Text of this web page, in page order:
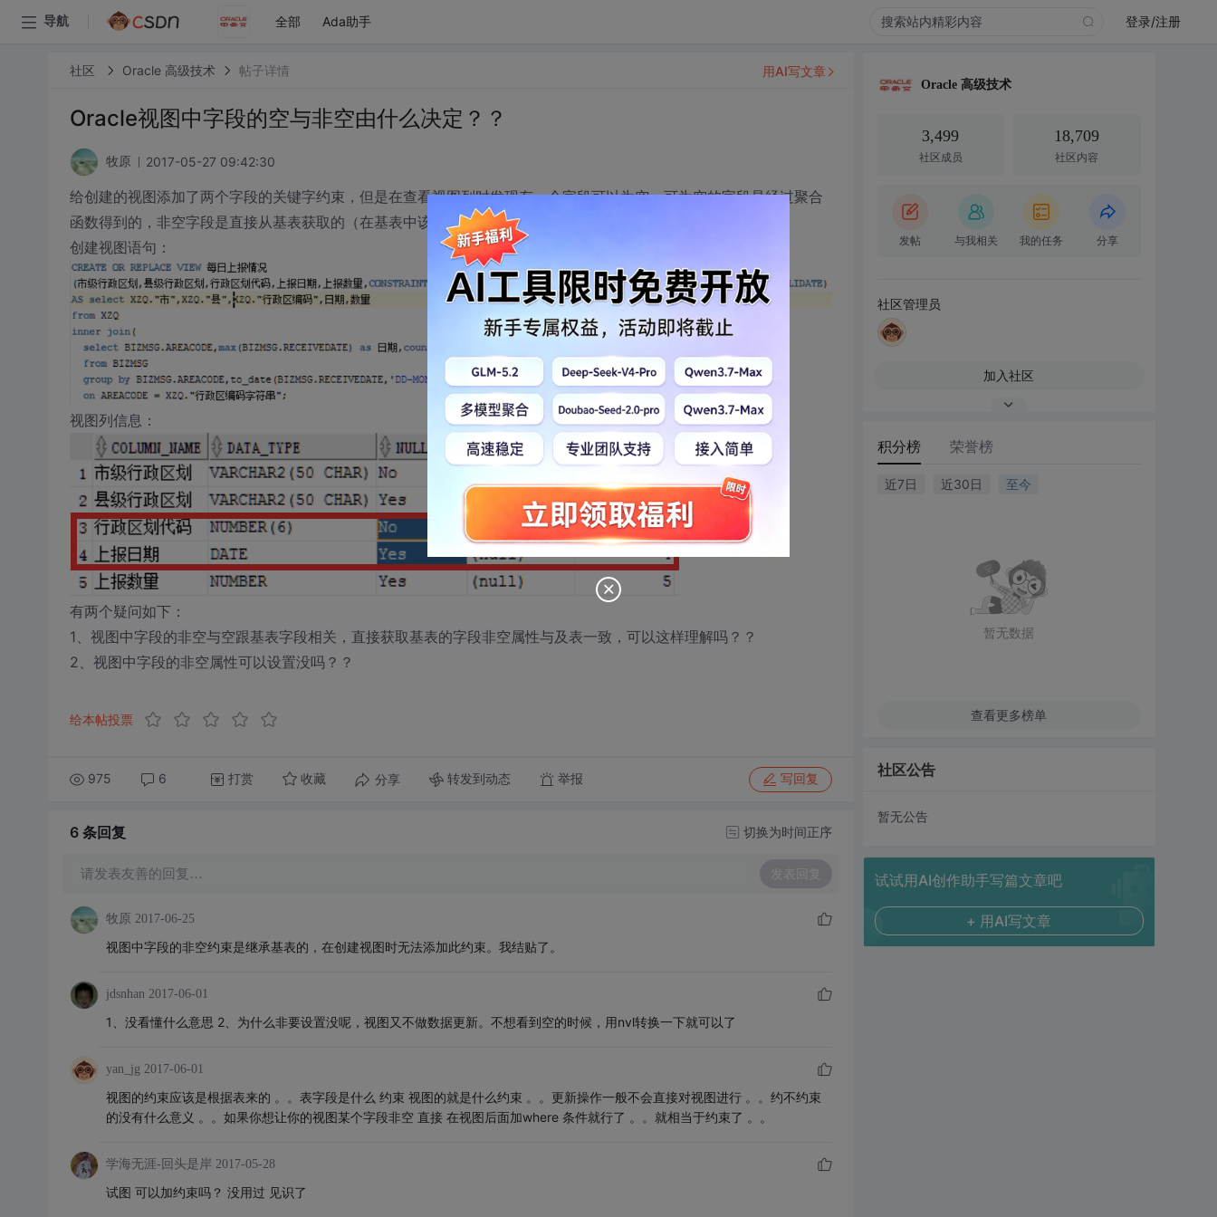
导航 全部 Ada助手 登录/注册
社区 Oracle 高级技术 帖子详情
Oracle视图中字段的空与非空由什么决定？？
牧原 2017-05-27 09:42:30
给创建的视图添加了两个字段的关键字约束，但是在查看视图列时发现有一个字段可以为空。可为空的字段是经过聚合
函数得到的，非空字段是直接从基表获取的（在基表中该字段设置非空）。如下图：
创建视图语句：
视图列信息：
有两个疑问如下：
1、视图中字段的非空与空跟基表字段相关，直接获取基表的字段非空属性与及表一致，可以这样理解吗？？
2、视图中字段的非空属性可以设置没吗？？
给本帖投票
975 6 打赏 收藏 分享 转发到动态 举报 写回复
用AI写文章
6 条回复 切换为时间正序
请发表友善的回复… 发表回复
牧原 2017-06-25
视图中字段的非空约束是继承基表的，在创建视图时无法添加此约束。我结贴了。
jdsnhan 2017-06-01
1、没看懂什么意思 2、为什么非要设置没呢，视图又不做数据更新。不想看到空的时候，用nvl转换一下就可以了
yan_jg 2017-06-01
视图的约束应该是根据表来的 。。表字段是什么 约束 视图的就是什么约束 。。更新操作一般不会直接对视图进行 。。约不约束
的没有什么意义 。。如果你想让你的视图某个字段非空 直接 在视图后面加where 条件就行了 。。就相当于约束了 。。
学海无涯-回头是岸 2017-05-28
试图 可以加约束吗？ 没用过 见识了
Oracle 高级技术
3,499
社区成员
18,709
社区内容
发帖 与我相关 我的任务 分享
社区管理员
加入社区
积分榜 荣誉榜
近7日 近30日 至今
暂无数据
查看更多榜单
社区公告
暂无公告
试试用AI创作助手写篇文章吧
+ 用AI写文章